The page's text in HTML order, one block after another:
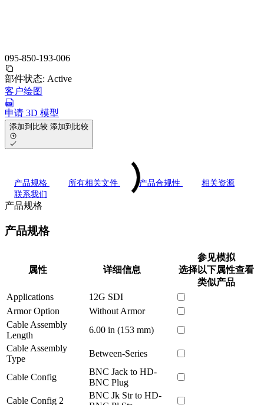
095-850-193-006
部件状态: Active
客户绘图
申请 3D 模型
添加到比较 添加到比较
产品规格 所有相关文件 产品合规性
相关资源
联系我们
产品规格
产品规格
属性 详细信息
参见模拟
选择以下属性查看
类似产品
Applications
12G SDI
Armor Option
Without Armor
Cable Assembly
Length
6.00 in (153 mm)
Cable Assembly
Type
Between-Series
Cable Config
BNC Jack to HD-
BNC Plug
Cable Config 2
BNC Jk Str to HD-